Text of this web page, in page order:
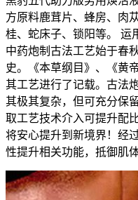
方原料鹿茸片、蜂房、肉
桂、蛇床子、锁阳等。 运
中药炮制古法工艺始于春
史。《本草纲目》、《黄
其工艺进行了记载。古法
其极其复杂，但可充分保
取工艺技术介入可提升配
将安心提升到新境界！经
性提升相关功能，抵御肌